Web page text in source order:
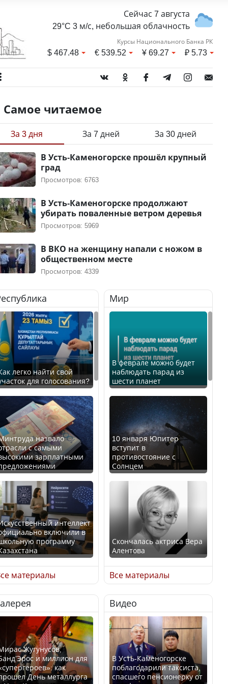
Сейчас 7 августа
29°C 3 м/с, небольшая облачность
Курсы Национального Банка РК
$467.48 €539.52 ¥69.27 ₽5.73
Самое читаемое
За 3 дня За 7 дней За 30 дней
В Усть-Каменогорске прошёл крупный
град
Просмотров: 6763
В Усть-Каменогорске продолжают
убирать поваленные ветром деревья
Просмотров: 5969
В ВКО на женщину напали с ножом в
общественном месте
Просмотров: 4339
легко найти свой
для голосования?
назвало
с самыми
зарплатными
интеллект
включили в
программу
Казахстане стало
проще получить
на
медицинские
обследования
материалы
Мир
В феврале можно будет
наблюдать парад из
шести планет
10 января Юпитер
вступит в
противостояние с
Солнцем
Скончалась актриса Вера
Алентова
В РФ вынесен заочный
приговор по уголовному
делу об убийстве Игоря
Талькова
Все материалы
Жугунусов,
и миллион для
как
День металлурга
Видео
В Усть-Каменогорске
поблагодарили таксиста,
спасшего пенсионерку от